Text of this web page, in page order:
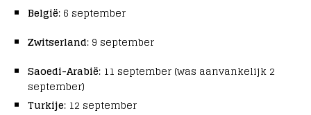
België: 6 september
Zwitserland: 9 september
Saoedi-Arabië: 11 september (was aanvankelijk 2
september)
Turkije: 12 september